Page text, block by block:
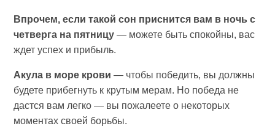
Впрочем, если такой сон приснится вам в ночь с
четверга на пятницу — можете быть спокойны, вас
ждет успех и прибыль.
Акула в море крови — чтобы победить, вы должны
будете прибегнуть к крутым мерам. Но победа не
дастся вам легко — вы пожалеете о некоторых
моментах своей борьбы.